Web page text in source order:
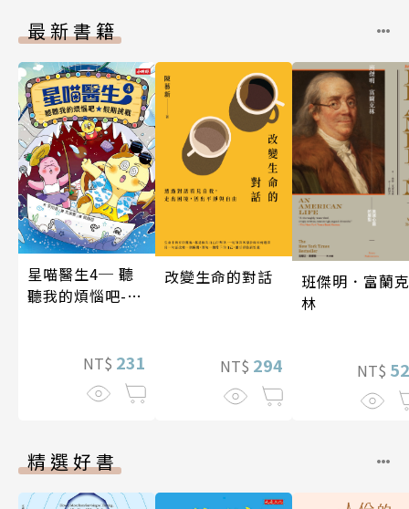
最新書籍
星喵醫生4─ 聽
聽我的煩惱吧-假
NT$ 231
改變生命的對話
NT$ 294
班傑明．富蘭克
林
NT$
精選好書